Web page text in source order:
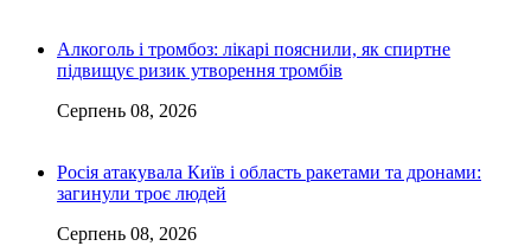
Алкоголь і тромбоз: лікарі пояснили, як спиртне
підвищує ризик утворення тромбів
Серпень 08, 2026
Росія атакувала Київ і область ракетами та дронами:
загинули троє людей
Серпень 08, 2026